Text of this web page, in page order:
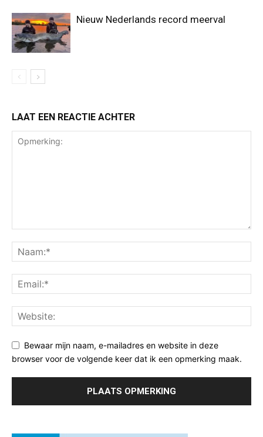
Nieuw Nederlands record meerval
LAAT EEN REACTIE ACHTER
Bewaar mijn naam, e-mailadres en website in deze
browser voor de volgende keer dat ik een opmerking maak.